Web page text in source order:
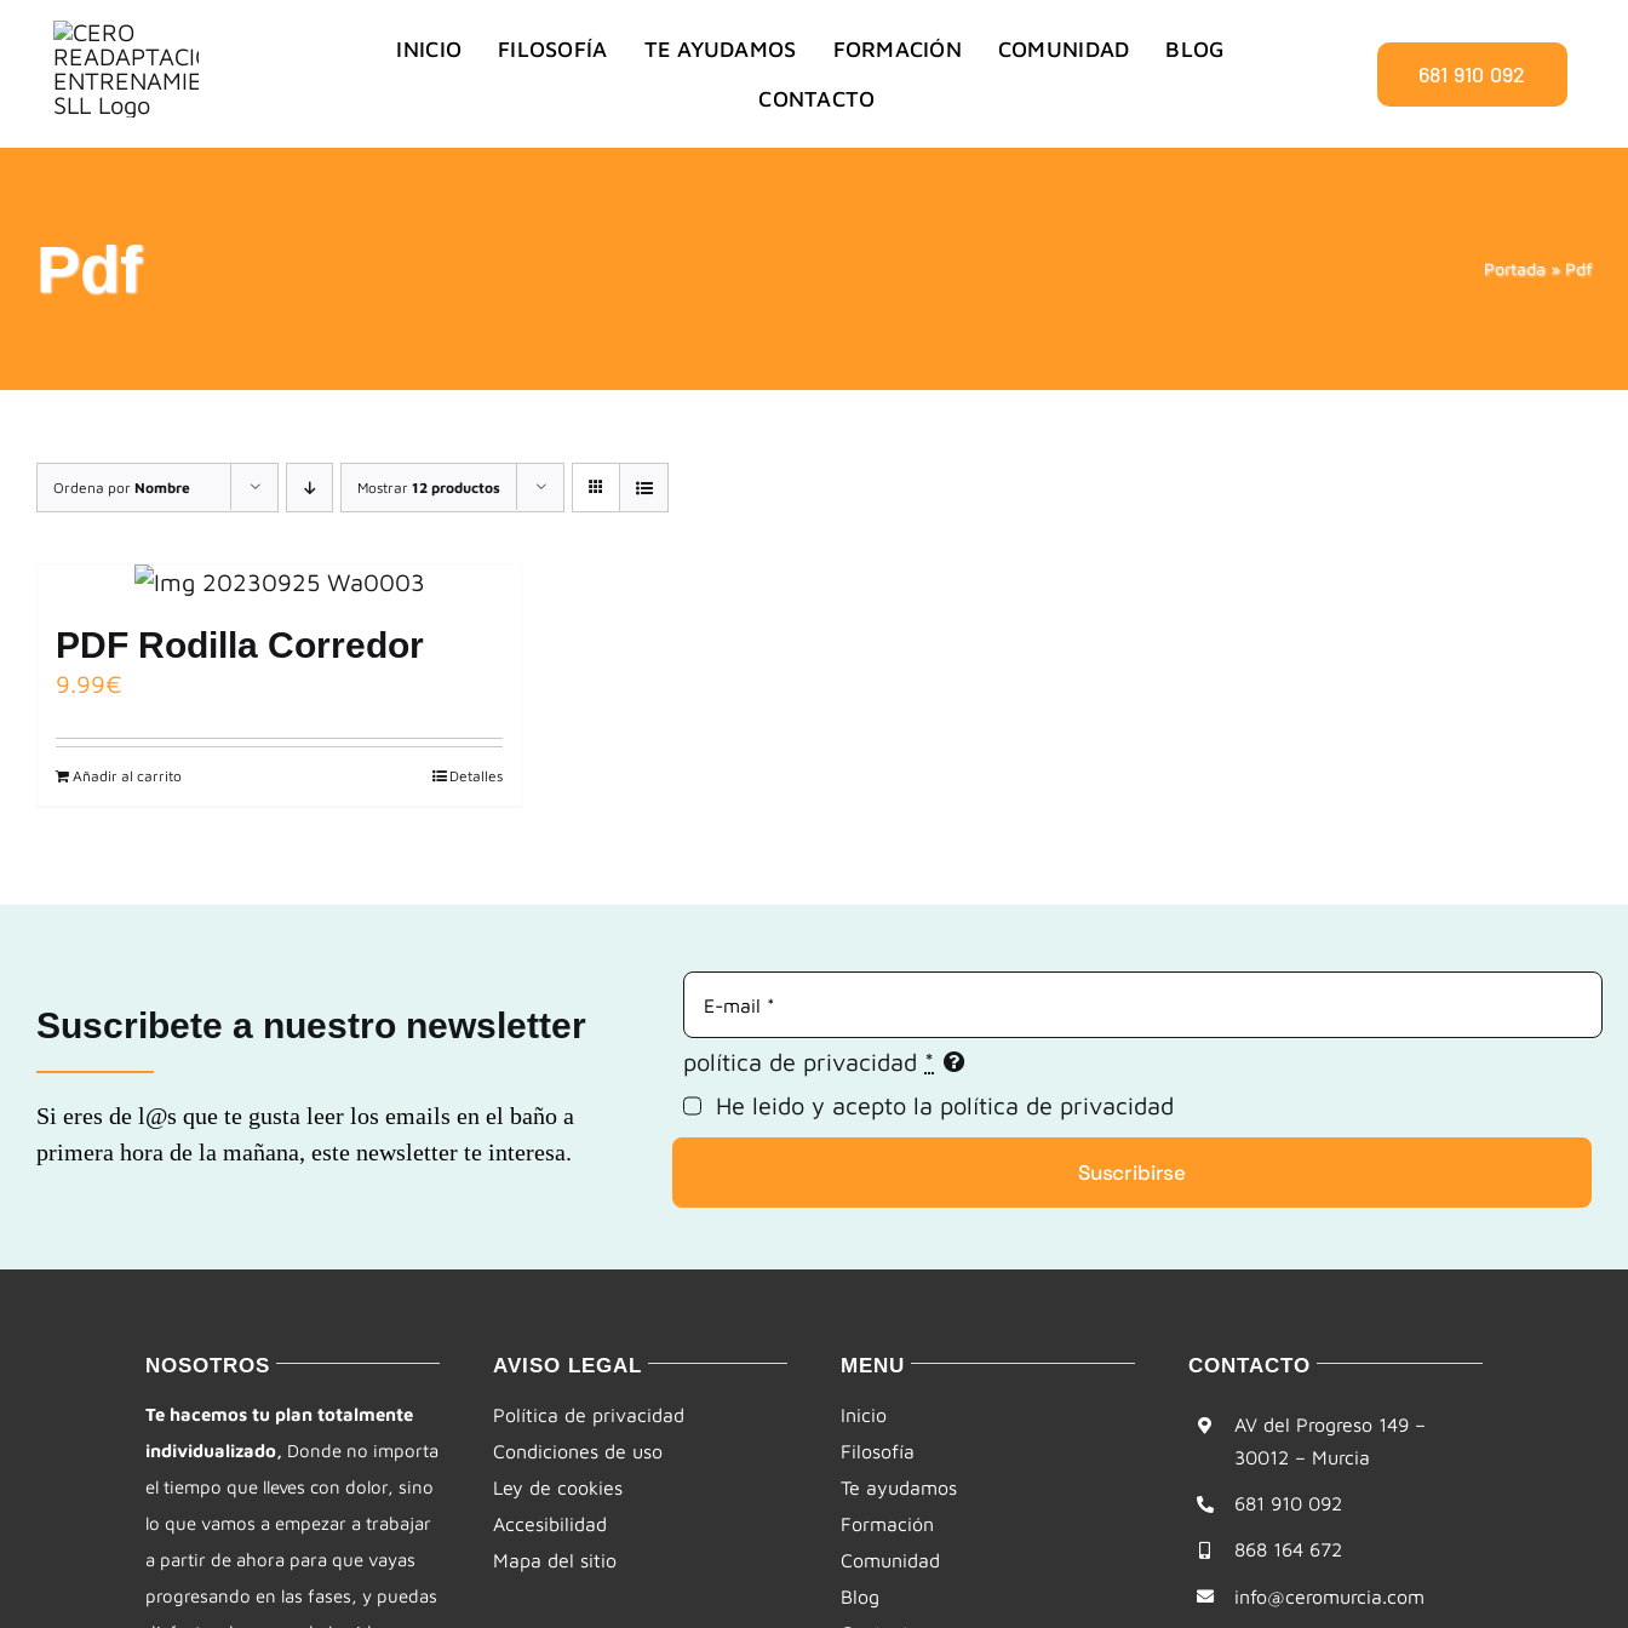
Saltar
contenido
INICIO FILOSOFÍA TE AYUDAMOS FORMACIÓN COMUNIDAD
BLOG
CONTACTO
681 910 092
Pdf Portada» Pdf
Ordena por Nombre Mostrar 12 productos
PDF Rodilla Corredor
9.99€
Añadir al carrito Detalles
Suscribete a nuestro newsletter
Si eres de l@s que te gusta leer los emails en el baño a
primera hora de la mañana, este newsletter te interesa.
política de privacidad *
He leido y acepto la política de privacidad
Suscribirse
NOSOTROS
Te hacemos tu plan totalmente
individualizado, Donde no importa
el tiempo que lleves con dolor, sino
lo que vamos a empezar a trabajar
a partir de ahora para que vayas
progresando en las fases, y puedas
AVISO LEGAL
Política de privacidad
Condiciones de uso
Ley de cookies
Accesibilidad
Mapa del sitio
MENU
Inicio
Filosofía
Te ayudamos
Formación
Comunidad
Blog
CONTACTO
AV del Progreso 149 –
30012 – Murcia
681 910 092
868 164 672
info@ceromurcia.com